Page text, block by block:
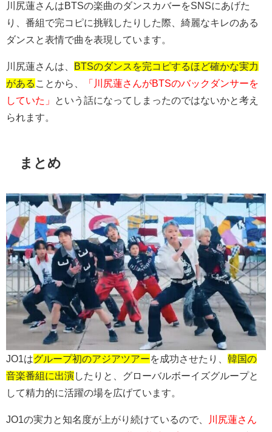
川尻蓮さんはBTSの楽曲のダンスカバーをSNSにあげた
り、番組で完コピに挑戦したりした際、綺麗なキレのある
ダンスと表情で曲を表現しています。
川尻蓮さんは、
BTSのダンスを完コピするほど確かな実力
がある ことから、
「川尻蓮さんがBTSのバックダンサーを
していた」
という話になってしまったのではないかと考え
られます。
まとめ
JO1はグループ初のアジアツアーを成功させたり、 韓国の
音楽番組に出演したりと、グローバルボーイズグループと
して精力的に活躍の場を広げています。
JO1の実力と知名度が上がり続けているので、
川尻蓮さん